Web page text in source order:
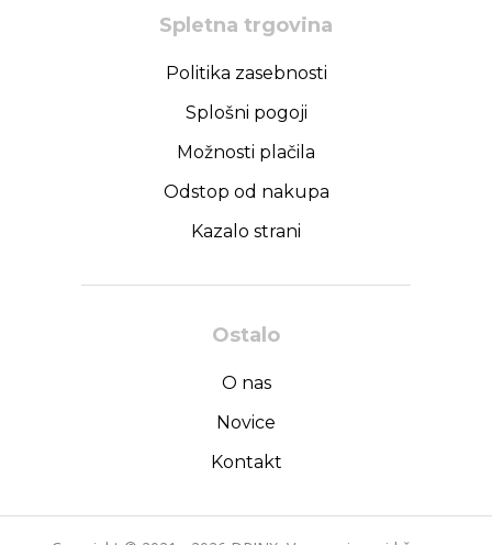
Spletna trgovina
Politika zasebnosti
Splošni pogoji
Možnosti plačila
Odstop od nakupa
Kazalo strani
Ostalo
O nas
Novice
Kontakt